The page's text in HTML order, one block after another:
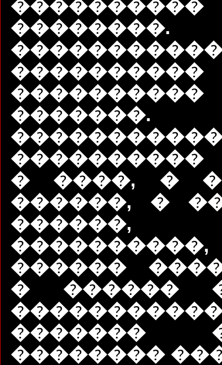
����������
�������.
����������
� ����, �
������, �
������
� ������
�������
��������